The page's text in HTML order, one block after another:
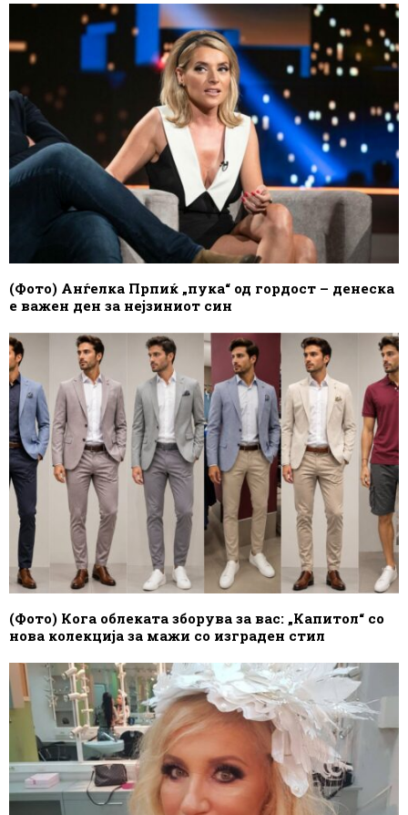
(Фото) Анѓелка Прпиќ „пука“ од гордост – денеска
е важен ден за нејзиниот син
(Фото) Кога облеката зборува за вас: „Капитол“ со
нова колекција за мажи со изграден стил